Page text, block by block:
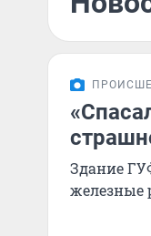
Здание
железные